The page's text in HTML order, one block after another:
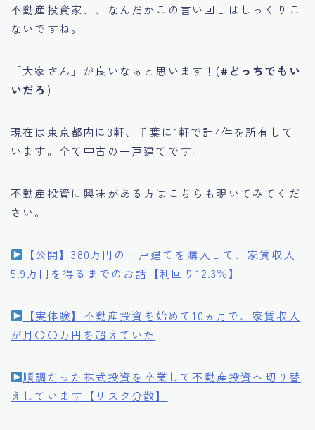
不動産投資家、、なんだかこの言い回しはしっくりこ
ないですね。
「大家さん」が良いなぁと思います！(#どっちでもい
いだろ )
現在は東京都内に3軒、千葉に1軒で計4件を所有して
います。全て中古の一戸建てです。
不動産投資に興味がある方はこちらも覗いてみてくだ
さい。
【公開】380万円の一戸建てを購入して、家賃収入
5.9万円を得るまでのお話【利回り12.3％】
【実体験】不動産投資を始めて10ヵ月で、家賃収入
が月〇〇万円を超えていた
順調だった株式投資を卒業して不動産投資へ切り替
えしています【リスク分散】